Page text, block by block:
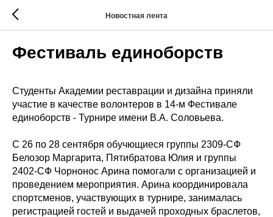
Новостная лента
Фестиваль единоборств
Студенты Академии реставрации и дизайна приняли
участие в качестве волонтеров в 14-м Фестивале
единоборств - Турнире имени В.А. Соловьева.
С 26 по 28 сентября обучющиеся группы 2309-СФ
Белозор Маргарита, Пятибратова Юлия и группы
2402-СФ Чорнонос Арина помогали с организацией и
проведением мероприятия. Арина координировала
спортсменов, участвующих в турнире, занималась
регистрацией гостей и выдачей проходных браслетов,